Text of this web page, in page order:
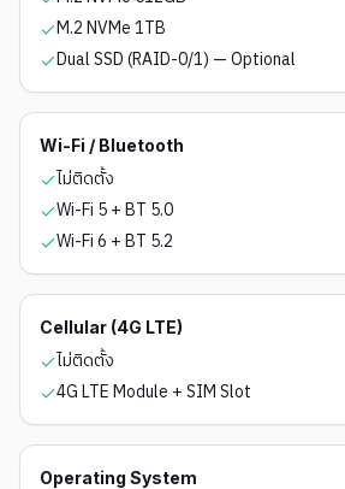
M.2 NVMe 1TB
Dual SSD (RAID-0/1) — Optional
Wi-Fi / Bluetooth
ไม่ติดตั้ง
Wi-Fi 5 + BT 5.0
Wi-Fi 6 + BT 5.2
Cellular (4G LTE)
ไม่ติดตั้ง
4G LTE Module + SIM Slot
Operating System